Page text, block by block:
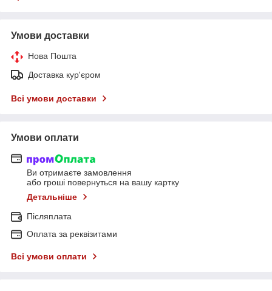
Умови доставки
Нова Пошта
Доставка кур'єром
Всі умови доставки
Умови оплати
Ви отримаєте замовлення
або гроші повернуться на вашу картку
Детальніше
Післяплата
Оплата за реквізитами
Всі умови оплати